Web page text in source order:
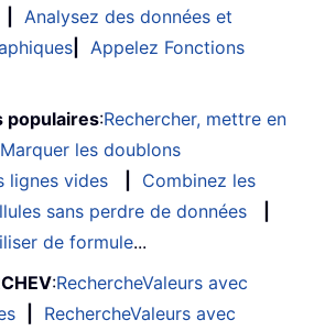
Analysez des données et
Appelez Fonctions
populaires:Rechercher, mettre en
les doublons
lignes vides
Combinez les
sans perdre de données
de formule...
:RechercheValeurs avec
RechercheValeurs avec